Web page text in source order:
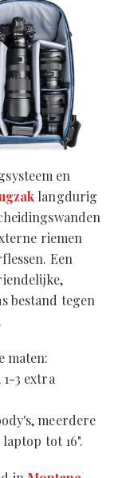
en
langdurig
riemen
Een
bestand tegen
maten:
3 extra
meerdere
tot 16".